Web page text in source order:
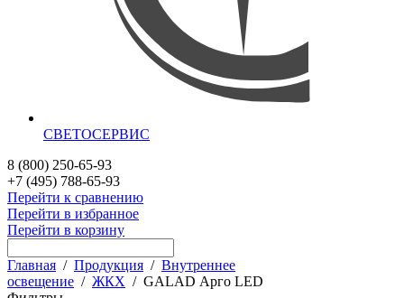
СВЕТОСЕРВИС
8 (800) 250-65-93
+7 (495) 788-65-93
Перейти к сравнению
Перейти в избранное
Перейти в корзину
Главная / Продукция / Внутреннее
освещение / ЖКХ / GALAD Арго LED